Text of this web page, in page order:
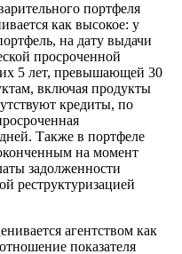
портфеля
как высокое: у
на дату выдачи
просроченной
5 лет, превышающей 30
включая продукты
кредиты, по
Также в портфеле
на момент
задолженности
реструктуризацией
агентством как
показателя